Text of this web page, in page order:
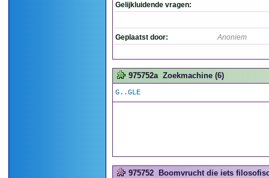
Gelijkluidende vragen:
Geplaatst door: Anoniem
975752a Zoekmachine (6)
G..GLE
975752 Boomvrucht die iets